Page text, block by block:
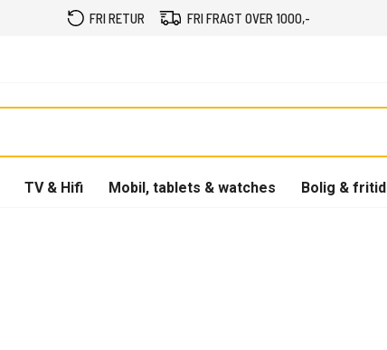
FRI RETUR FRI FRAGT OVER 1000,-
TV & Hifi Mobil, tablets & watches Bolig & fritid